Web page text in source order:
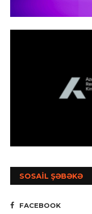
SOSAİL ŞƏBƏKƏ
FACEBOOK